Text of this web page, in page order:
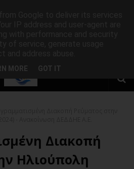
Διακοπή
Ηλιούπολη
MORE GOT IT